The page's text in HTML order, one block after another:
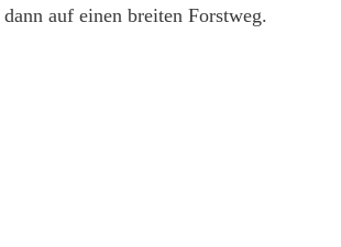
auf einen breiten Forstweg.